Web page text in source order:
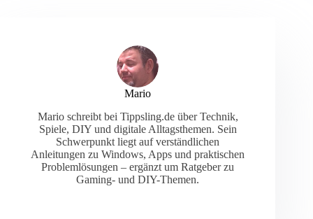
Mario
Mario schreibt bei Tippsling.de über Technik,
Spiele, DIY und digitale Alltagsthemen. Sein
Schwerpunkt liegt auf verständlichen
Anleitungen zu Windows, Apps und praktischen
Problemlösungen – ergänzt um Ratgeber zu
Gaming- und DIY-Themen.